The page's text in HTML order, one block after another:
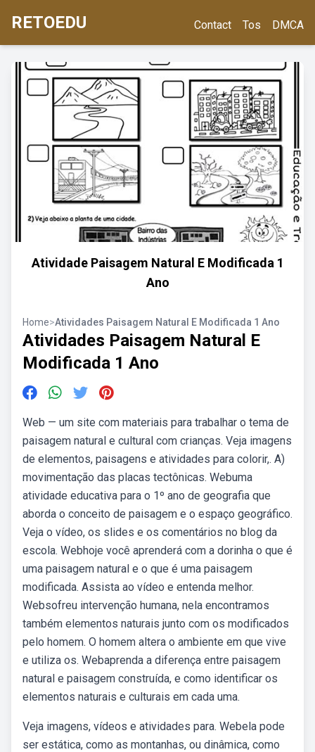
RETOEDU Contact Tos DMCA
Atividade Paisagem Natural E Modificada 1
Ano
Home>Atividades Paisagem Natural E Modificada 1 Ano
Atividades Paisagem Natural E
Modificada 1 Ano
Web — um site com materiais para trabalhar o tema de
paisagem natural e cultural com crianças. Veja imagens
de elementos, paisagens e atividades para colorir,. A)
movimentação das placas tectônicas. Webuma
atividade educativa para o 1º ano de geografia que
aborda o conceito de paisagem e o espaço geográfico.
Veja o vídeo, os slides e os comentários no blog da
escola. Webhoje você aprenderá com a dorinha o que é
uma paisagem natural e o que é uma paisagem
modificada. Assista ao vídeo e entenda melhor.
Websofreu intervenção humana, nela encontramos
também elementos naturais junto com os modificados
pelo homem. O homem altera o ambiente em que vive
e utiliza os. Webaprenda a diferença entre paisagem
natural e paisagem construída, e como identificar os
elementos naturais e culturais em cada uma.
Veja imagens, vídeos e atividades para. Webela pode
ser estática, como as montanhas, ou dinâmica, como